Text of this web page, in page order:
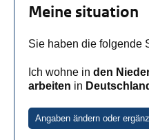
Meine situation
Sie haben die folgende
Ich wohne in den
arbeiten in
Angaben ändern oder